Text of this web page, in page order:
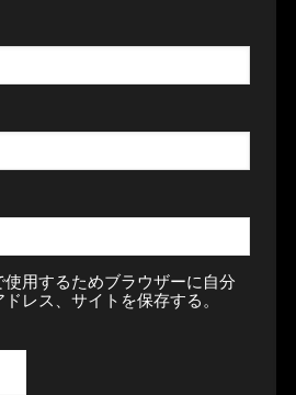
使用するためブラウザーに自分
レス、サイトを保存する。